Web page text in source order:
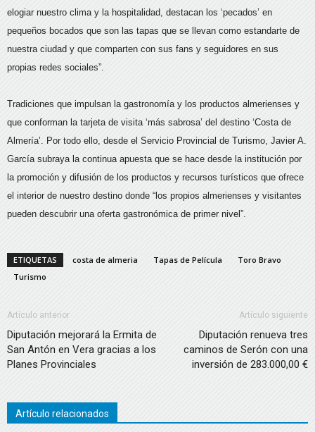
elogiar nuestro clima y la hospitalidad, destacan los ‘pecados’ en
pequeños bocados que son las tapas que se llevan como estandarte de
nuestra ciudad y que comparten con sus fans y seguidores en sus
propias redes sociales”.
Tradiciones que impulsan la gastronomía y los productos almerienses y
que conforman la tarjeta de visita ‘más sabrosa’ del destino ‘Costa de
Almería’. Por todo ello, desde el Servicio Provincial de Turismo, Javier A.
García subraya la continua apuesta que se hace desde la institución por
la promoción y difusión de los productos y recursos turísticos que ofrece
el interior de nuestro destino donde “los propios almerienses y visitantes
pueden descubrir una oferta gastronómica de primer nivel”.
ETIQUETAS costa de almeria Tapas de Película
Toro Bravo
Turismo
Artículo anterior
Diputación mejorará la Ermita de
San Antón en Vera gracias a los
Planes Provinciales
Artículo siguiente
Diputación renueva tres
caminos de Serón con una
inversión de 283.000,00 €
Artículo relacionados